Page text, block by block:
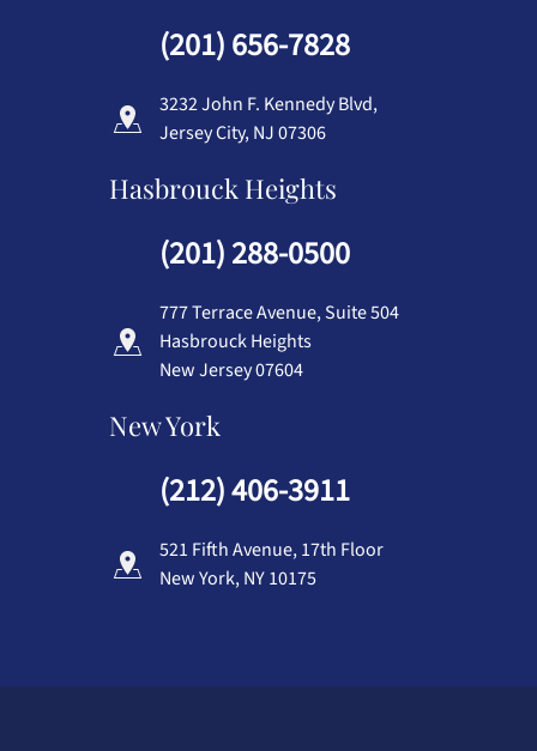
(201) 656-7828
3232 John F. Kennedy Blvd,
Jersey City, NJ 07306
Hasbrouck Heights
(201) 288-0500
777 Terrace Avenue, Suite 504
Hasbrouck Heights
New Jersey 07604
New York
(212) 406-3911
521 Fifth Avenue, 17th Floor
New York, NY 10175